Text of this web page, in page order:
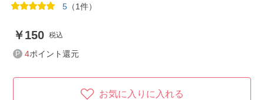
5 （1件）
150 税込
4ポイント還元
お気に入りに入れる